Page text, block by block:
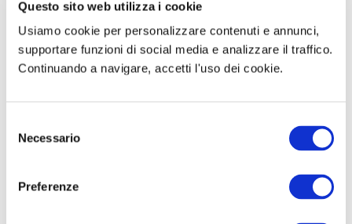
Questo sito web utilizza i cookie
Usiamo cookie per personalizzare contenuti e annunci,
supportare funzioni di social media e analizzare il traffico.
Continuando a navigare, accetti l'uso dei cookie.
Necessario
Preferenze
tramite avviso sul sito istituzionale
dell’ASST Melegnano e Martesana,
sezione “bandi di concorso”, nei
termini previsti dalla normativa